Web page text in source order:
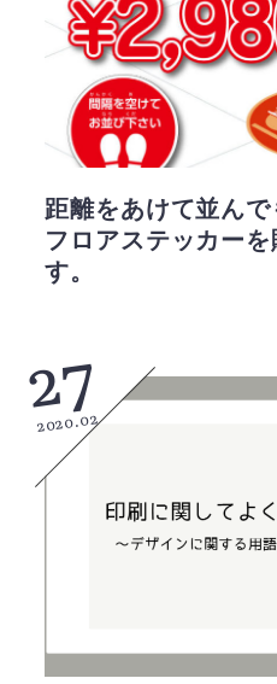
距離をあけて並ん
フロアステッカー
す。
27
2020.02